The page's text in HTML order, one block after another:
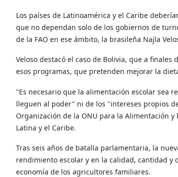
Los países de Latinoamérica y el Caribe
que no dependan solo de los gobiernos de
de la FAO en ese ámbito, la brasileña Najla
Veloso destacó el caso de Bolivia, que a
esos programas, que pretenden mejorar la
"Es necesario que la alimentación escolar sea
lleguen al poder" ni de los "intereses propios
Organización de la ONU para la Alimentación
Latina y el Caribe.
Tras seis años de batalla parlamentaria, la
rendimiento escolar y en la calidad, cantidad
economía de los agricultores familiares.